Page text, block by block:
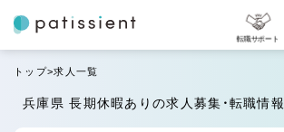
転職サポート
トップ 求人一覧
兵庫県 長期休暇ありの求人募集・転職情報